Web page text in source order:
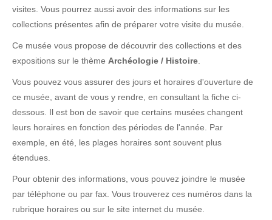
visites. Vous pourrez aussi avoir des informations sur les
collections présentes afin de préparer votre visite du musée.
Ce musée vous propose de découvrir des collections et des
expositions sur le thème Archéologie / Histoire
Vous pouvez vous assurer des jours et horaires d'ouverture de
ce musée, avant de vous y rendre, en consultant la fiche ci-
dessous. Il est bon de savoir que certains musées changent
leurs horaires en fonction des périodes de l'année. Par
exemple, en été, les plages horaires sont souvent plus
étendues.
Pour obtenir des informations, vous pouvez joindre le musée
par téléphone ou par fax. Vous trouverez ces numéros dans la
rubrique horaires ou sur le site internet du musée.